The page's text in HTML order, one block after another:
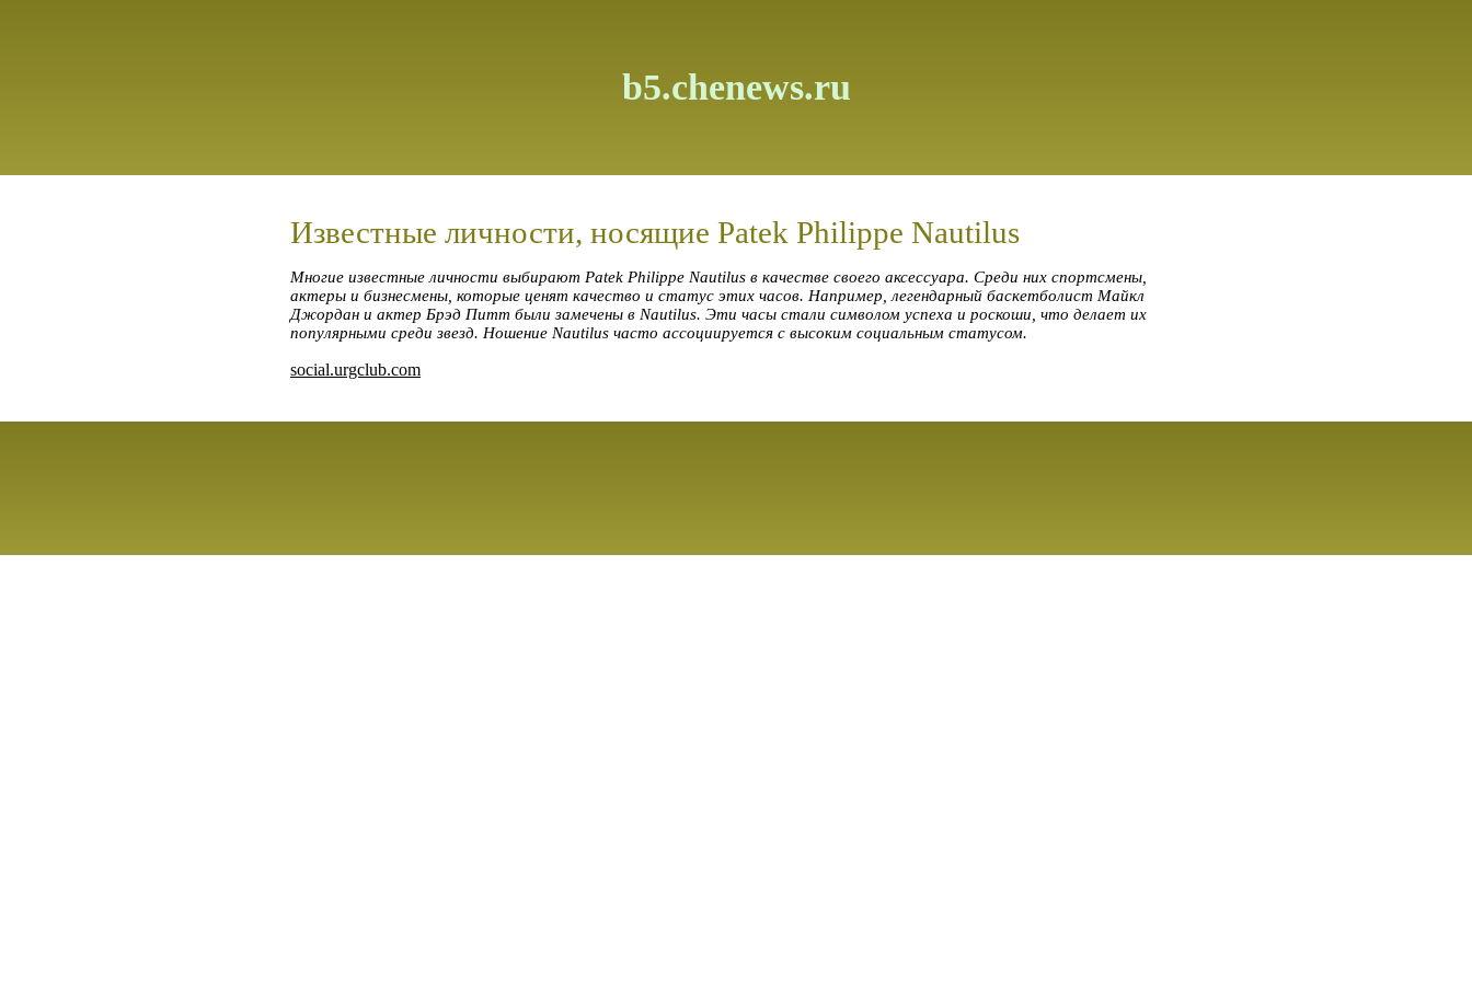
b5.chenews.ru
Известные личности, носящие Patek Philippe Nautilus
Многие известные личности выбирают Patek Philippe Nautilus в качестве своего аксессуара. Среди них спортсмены,
актеры и бизнесмены, которые ценят качество и статус этих часов. Например, легендарный баскетболист Майкл
Джордан и актер Брэд Питт были замечены в Nautilus. Эти часы стали символом успеха и роскоши, что делает их
популярными среди звезд. Ношение Nautilus часто ассоциируется с высоким социальным статусом.
social.urgclub.com